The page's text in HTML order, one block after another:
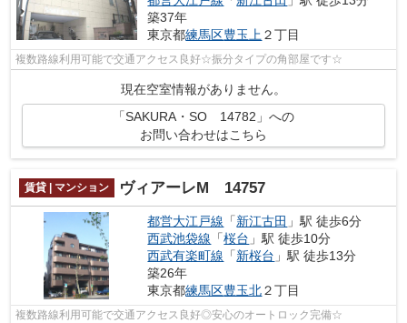
築37年
東京都練馬区豊玉上 ２丁目
複数路線利用可能で交通アクセス良好☆振分タイプの角部屋です☆
現在空室情報がありません。
「SAKURA・SO 14782」への
お問い合わせはこちら
賃貸 | マンション ヴィアーレM 14757
都営大江戸線 「新江古田 」駅 徒歩6分
西武池袋線 「桜台 」駅 徒歩10分
西武有楽町線 「新桜台 」駅 徒歩13分
築26年
東京都練馬区豊玉北２丁目
複数路線利用可能で交通アクセス良好◎安心のオートロック完備☆